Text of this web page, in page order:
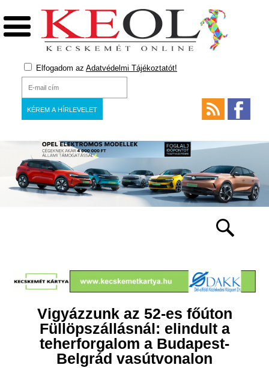
Elfogadom az Adatvédelmi Tájékoztatót!
Vigyázzunk az 52-es főúton
Füllöpszállásnál: elindult a
teherforgalom a Budapest-
Belgrád vasútvonalon